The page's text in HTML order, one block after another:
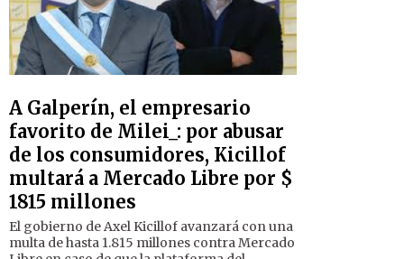
A Galperín, el empresario
favorito de Milei_: por abusar
de los consumidores, Kicillof
multará a Mercado Libre por $
1815 millones
El gobierno de Axel Kicillof avanzará con una
multa de hasta 1.815 millones contra Mercado